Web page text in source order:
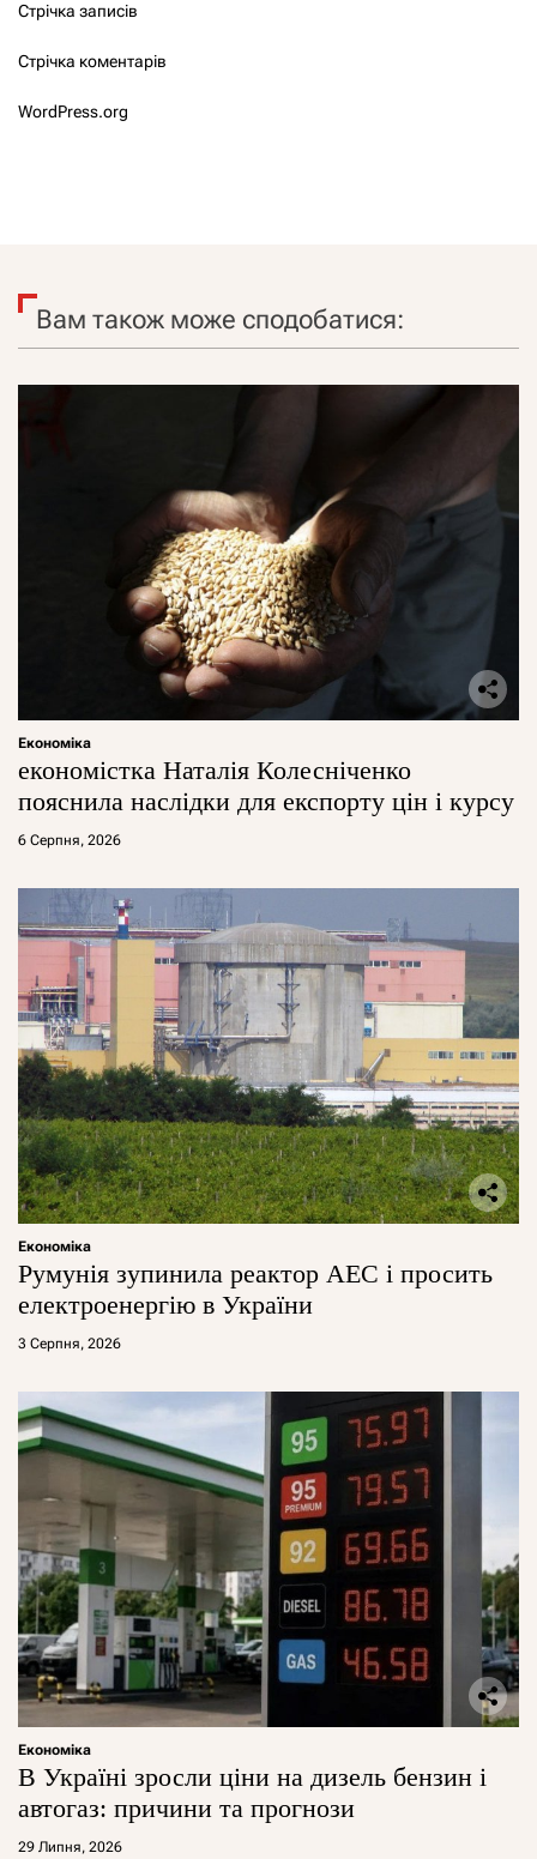
Стрічка записів
Стрічка коментарів
WordPress.org
Вам також може сподобатися:
Економіка
економістка Наталія Колесніченко
пояснила наслідки для експорту цін і курсу
6 Серпня, 2026
Економіка
Румунія зупинила реактор АЕС і просить
електроенергію в України
3 Серпня, 2026
Економіка
В Україні зросли ціни на дизель бензин і
автогаз: причини та прогнози
29 Липня, 2026